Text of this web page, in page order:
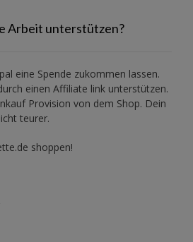
Arbeit unterstützen?
eine Spende zukommen lassen.
einen Affiliate link unterstützen.
Provision von dem Shop. Dein
teurer.
shoppen!